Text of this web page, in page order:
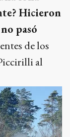
Hicieron
pasó
de los
al